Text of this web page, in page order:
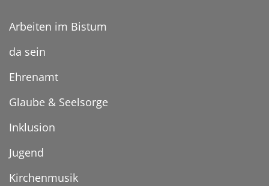
Arbeiten im Bistum
da sein
Ehrenamt
Glaube & Seelsorge
Inklusion
Jugend
Kirchenmusik